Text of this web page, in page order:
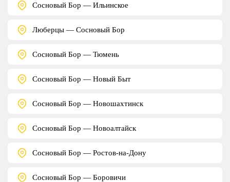
Сосновый Бор — Ильинское
Люберцы — Сосновый Бор
Сосновый Бор — Тюмень
Сосновый Бор — Новый Быт
Сосновый Бор — Новошахтинск
Сосновый Бор — Новоалтайск
Сосновый Бор — Ростов-на-Дону
Сосновый Бор — Боровичи